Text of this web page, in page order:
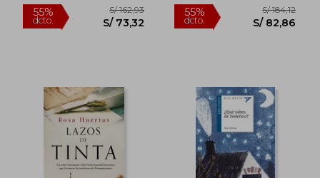
Nuevo
Nuevo